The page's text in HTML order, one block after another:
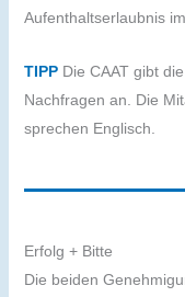
Aufenthaltserlaubnis
TIPP Die CAAT gibt
Nachfragen an. Die
sprechen Englisch.
Erfolg + Bitte
Die beiden